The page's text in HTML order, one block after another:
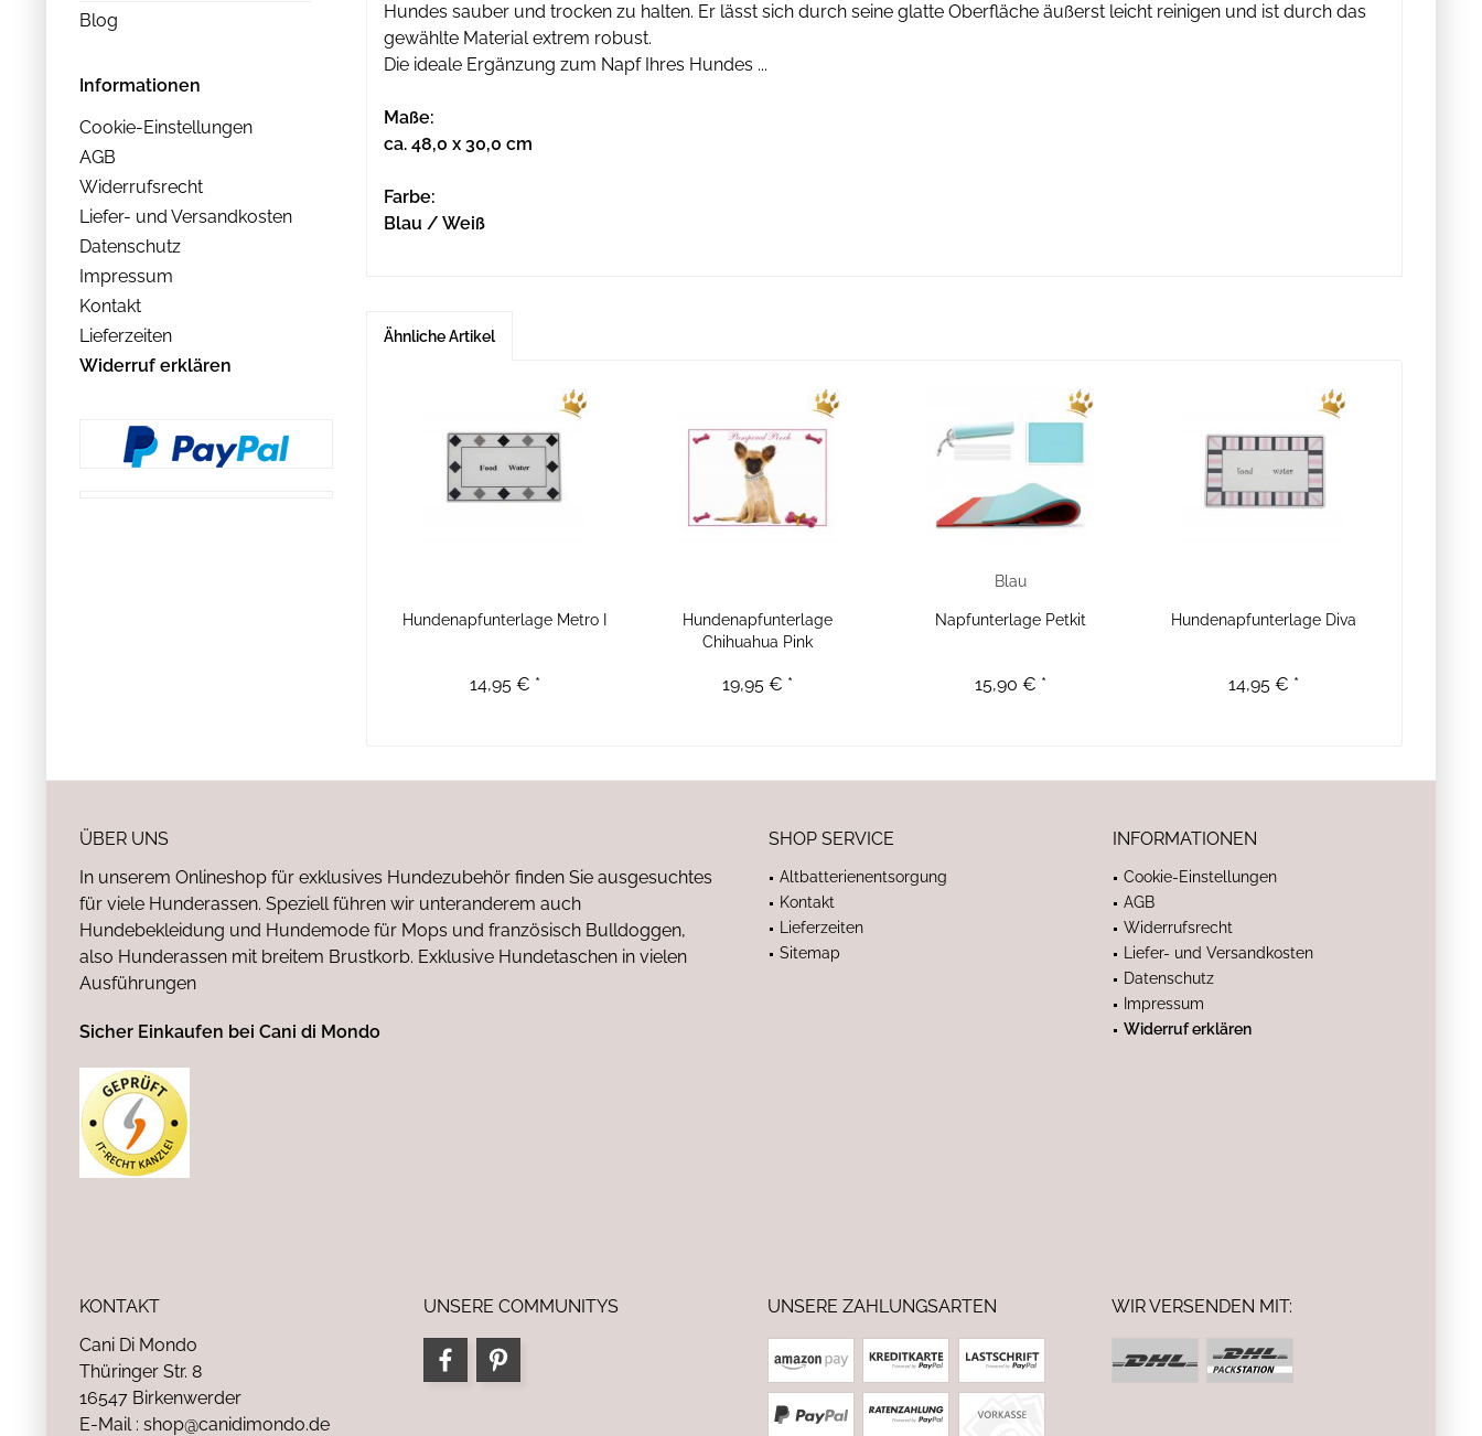
Blog
Informationen
Cookie-Einstellungen
AGB
Widerrufsrecht
Liefer- und Versandkosten
Datenschutz
Impressum
Kontakt
Lieferzeiten
Widerruf erklären
Hundes sauber und trocken zu halten. Er lässt sich durch seine glatte Oberfläche äußerst leicht reinigen und ist durch das
gewählte Material extrem robust.
Die ideale Ergänzung zum Napf Ihres Hundes ...
Maße:
ca. 48,0 x 30,0 cm
Farbe:
Blau / Weiß
Ähnliche Artikel
Hundenapfunterlage Metro I
14,95 € *
Hundenapfunterlage
Chihuahua Pink
19,95 € *
Blau
Napfunterlage Petkit
15,90 € *
Hundenapfunterlage Diva
14,95 € *
ÜBER UNS
In unserem Onlineshop für exklusives Hundezubehör finden Sie ausgesuchtes
für viele Hunderassen. Speziell führen wir unteranderem auch
Hundebekleidung und Hundemode für Mops und französisch Bulldoggen,
also Hunderassen mit breitem Brustkorb. Exklusive Hundetaschen in vielen
Ausführungen
Sicher Einkaufen bei Cani di Mondo
SHOP SERVICE
Altbatterienentsorgung
Kontakt
Lieferzeiten
Sitemap
INFORMATIONEN
Cookie-Einstellungen
AGB
Widerrufsrecht
Liefer- und Versandkosten
Datenschutz
Impressum
Widerruf erklären
KONTAKT
Cani Di Mondo
Thüringer Str. 8
16547 Birkenwerder
E-Mail : shop@canidimondo.de
UNSERE COMMUNITYS UNSERE ZAHLUNGSARTEN WIR VERSENDEN MIT: